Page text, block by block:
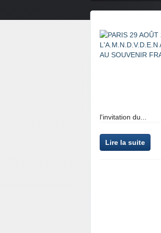
l'invitation du...
Lire la suite